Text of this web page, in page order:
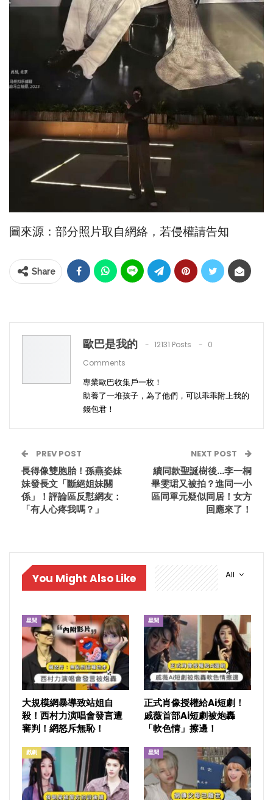
圖來源：部分照片取自網絡，若侵權請告知
Share
歐巴是我的 12131 Posts
0
Comments
專業歐巴收集戶一枚！
助養了一堆孩子，為了他們，可以乖乖附上我的
錢包君！
PREV POST
長得像雙胞胎！孫燕姿妹
妹發長文「斷絕姐妹關
係」！評論區反懟網友：
「有人心疼我嗎？」
NEXT POST
續同款聖誕樹後…李一桐
畢雯珺又被拍？進同一小
區同單元疑似同居！女方
回應來了！
All
You Might Also Like
星聞
大規模網暴導致站姐自
殺！西村力演唱會發言遭
審判！網怒斥無恥！
星聞
正式肖像授權給Ai短劇！
戚薇首部Ai短劇被炮轟
「軟色情」擦邊！
戲劇 星聞